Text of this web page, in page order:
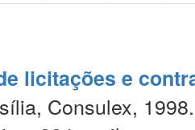
licitações e
Consulex, 1998.